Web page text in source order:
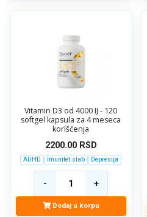
Vitamin D3 od 4000 IJ - 120
softgel kapsula za 4 meseca
korišćenja
2200.00RSD
ADHD Imunitet slab Depresija
Dodaj u korpu